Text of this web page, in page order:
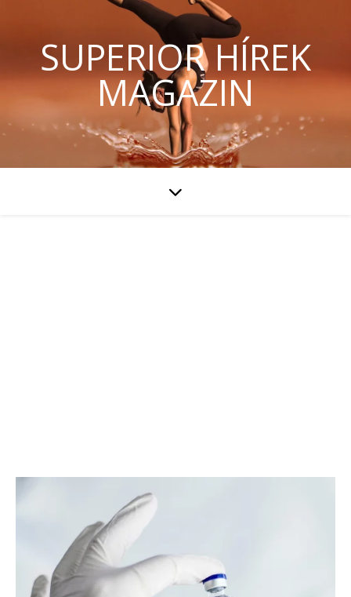
SUPERIOR HÍREK
MAGAZIN